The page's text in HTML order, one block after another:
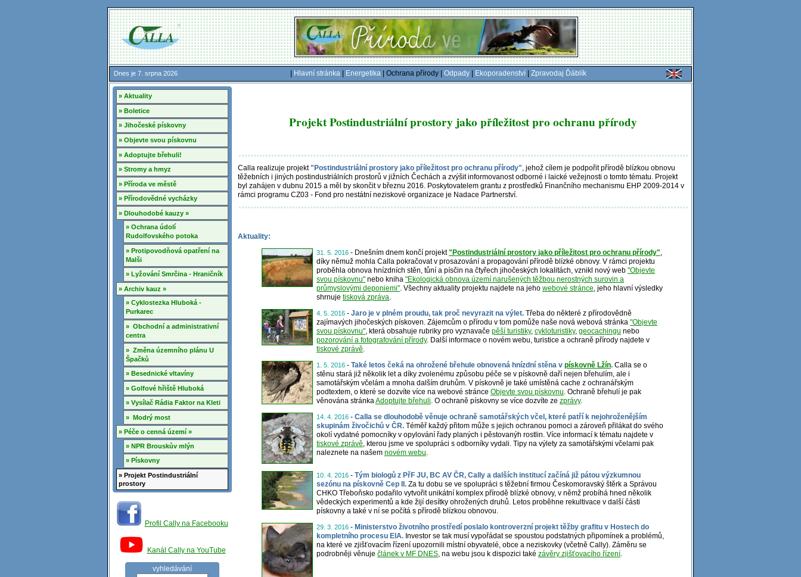
Dnes je 7. srpna 2026 Hlavní stránka| Energetika| Ochrana přírody | Odpady| Ekoporadenství| Zpravodaj Ďáblík
» Aktuality
» Boletice
» Jihočeské pískovny
» Objevte svou pískovnu
» Adoptujte břehuli!
» Stromy a hmyz
» Příroda ve městě
» Přírodovědné vycházky
» Dlouhodobé kauzy »
» Ochrana údolí
Rudolfovského potoka
» Protipovodňová opatření na
Malši
» Lyžování Smrčina - Hraničník
» Archiv kauz »
» Cyklostezka Hluboká -
Purkarec
» Obchodní a administrativní
centra
» Změna územního plánu U
Špačků
» Besednické vltavíny
» Golfové hřiště Hluboká
» Vysílač Rádia Faktor na Kleti
» Modrý most
» Péče o cenná území »
» NPR Brouskův mlýn
» Pískovny
» Projekt Postindustriální
prostory
Profil Cally na Facebooku
Kanál Cally na YouTube
vyhledávání
Projekt Postindustriální prostory jako příležitost pro ochranu přírody
Calla realizuje projekt"Postindustriální prostory jako příležitost pro ochranu přírody", jehož cílem je podpořit přírodě blízkou obnovu
těžebních i jiných postindustriálních prostorů v jižních Čechách a zvýšit informovanost odborné i laické vežejnosti o tomto tématu. Projekt
byl zahájen v dubnu 2015 a měl by skončit v březnu 2016. Poskytovatelem grantu z prostředků Finančního mechanismu EHP 2009-2014 v
rámci programu CZ03 - Fond pro nestátní neziskové organizace je Nadace Partnerství.
Aktuality:
31. 5. 2016 - Dnešním dnem končí projekt"Postindustriální prostory jako příležitost pro ochranu přírody"
díky němuž mohla Calla pokračovat v prosazování a propagování přírodě blízké obnovy. V rámci projektu
proběhla obnova hnízdních stěn, tůní a písčin na čtyřech jihočeských lokalitách, vznikl nový web "Objevte
svou pískovnu" nebo kniha "Ekologická obnova území narušených těžbou nerostných surovin a
průmyslovými deponiemi" . Všechny aktuality projektu najdete na jeho webové stránce , jeho hlavní výsledky
shrnuje tisková zpráva
4. 5. 2016 - Jaro je v plném proudu, tak proč nevyrazit na výlet. Třeba do některé z přírodovědně
zajímavých jihočeských pískoven. Zájemcům o přírodu v tom pomůže naše nová webová stránka "Objevte
svou pískovnu" , která obsahuje rubriky pro vyznavače pěší turistiky, cykloturistiky, geocachingu nebo
pozorování a fotografování přírody. Další informace o novém webu, turistice a ochraně přírody najdete v
tiskové zprávě
1. 5. 2016 - Také letos čeká na ohrožené břehule obnovená hnízdní stěna v pískovně Lžín. Calla se o
stěnu stará již několik let a díky zvolenému způsobu péče se v pískovně daří nejen břehulím, ale i
samotářským včelám a mnoha dalším druhům. V pískovně je také umístěná cache z ochranářským
podtextem, o které se dozvíte více na webové stránce Objevte svou pískovnu . Ochraně břehulí je pak
věnována stránka Adoptujte břehuli . O ochraně pískovny se více dozvíte ze zprávy.
14. 4. 2016 - Calla se dlouhodobě věnuje ochraně samotářských včel, které patří k nejohroženějším
skupinám živočichů v ČR. Téměř každý přitom může s jejich ochranou pomoci a zároveň přilákat do svého
okolí vydatné pomocníky v opylování řady planých i pěstovanýh rostlin. Více informací k tématu najdete v
tiskové zprávě , kterou jsme ve spolupráci s odborníky vydali. Tipy na výlety za samotářskými včelami pak
naleznete na našem novém webu
10. 4. 2016 - Tým biologů z PřF JU, BC AV ČR, Cally a dalších institucí začíná již pátou výzkumnou
sezónu na pískovně Cep II. Za tu dobu se ve spolupráci s těžební firmou Českomoravský štěrk a Správou
CHKO Třeboňsko podařilo vytvořit unikátní komplex přírodě blízké obnovy, v němž probíhá hned několik
vědeckých experimentů a kde žijí desítky ohrožených druhů. Letos proběhne rekultivace v další části
pískovny a také v ní se počítá s přírodě blízkou obnovou.
29. 3. 2016 - Ministerstvo životního prostředí poslalo kontroverzní projekt těžby grafitu v Hostech do
kompletního procesu EIA. Investor se tak musí vypořádat se spoustou podstatných připomínek a problémů,
na které ve zjišťovacím řízení upozornili místní obyvatelé, obce a neziskovky (včetně Cally). Záměru se
podrobněji věnuje článek v MF DNES , na webu jsou k dispozici také závěry zjišťovacího řízení